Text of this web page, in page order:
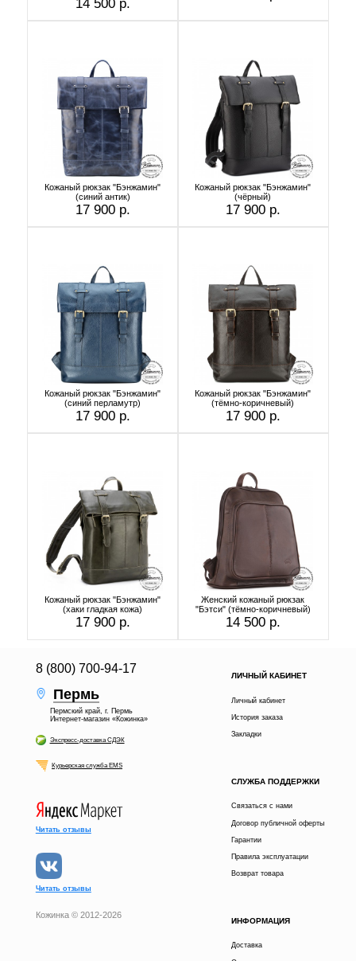
14 500 р.
Кожаный рюкзак "Бэнжамин"
(синий антик)
17 900 р.
Кожаный рюкзак "Бэнжамин"
(чёрный)
17 900 р.
Кожаный рюкзак "Бэнжамин"
(синий перламутр)
17 900 р.
Кожаный рюкзак "Бэнжамин"
(тёмно-коричневый)
17 900 р.
Кожаный рюкзак "Бэнжамин"
(хаки гладкая кожа)
17 900 р.
Женский кожаный рюкзак
"Бэтси" (тёмно-коричневый)
14 500 р.
8 (800) 700-94-17
Пермь
Пермский край, г. Пермь
Интернет-магазин «Кожинка»
Экспресс-доставка СДЭК
Курьерская служба EMS
ЛИЧНЫЙ КАБИНЕТ
Личный кабинет
История заказа
Закладки
СЛУЖБА ПОДДЕРЖКИ
Связаться с нами
Договор публичной оферты
Гарантии
Правила эксплуатации
Возврат товара
ИНФОРМАЦИЯ
Доставка
Читать отзывы
Читать отзывы
Кожинка © 2012-2026